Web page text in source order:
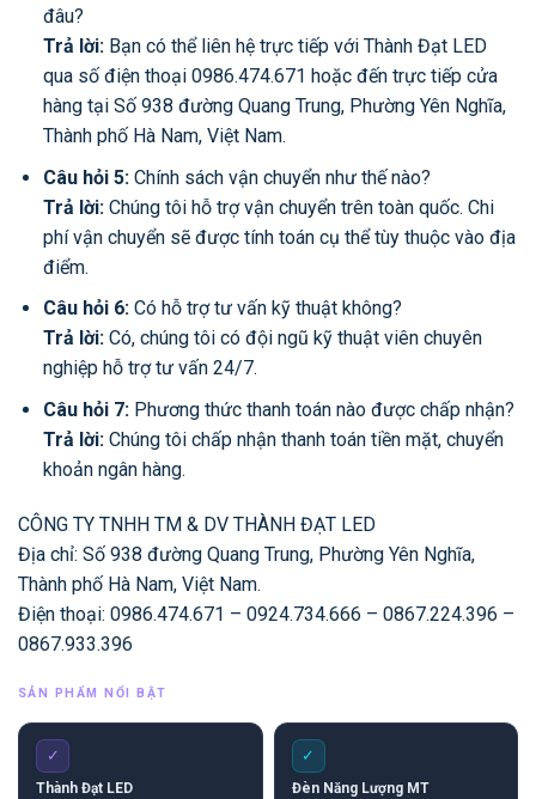
đâu?
Trả lời:Bạn có thể liên hệ trực tiếp với Thành Đạt LED
qua số điện thoại 0986.474.671 hoặc đến trực tiếp cửa
hàng tại Số 938 đường Quang Trung, Phường Yên Nghĩa,
Thành phố Hà Nam, Việt Nam.
Câu hỏi 5:Chính sách vận chuyển như thế nào?
Trả lời:Chúng tôi hỗ trợ vận chuyển trên toàn quốc. Chi
phí vận chuyển sẽ được tính toán cụ thể tùy thuộc vào địa
điểm.
Câu hỏi 6:Có hỗ trợ tư vấn kỹ thuật không?
Trả lời:Có, chúng tôi có đội ngũ kỹ thuật viên chuyên
nghiệp hỗ trợ tư vấn 24/7.
Câu hỏi 7:Phương thức thanh toán nào được chấp nhận?
Trả lời:Chúng tôi chấp nhận thanh toán tiền mặt, chuyển
khoản ngân hàng.
CÔNG TY TNHH TM & DV THÀNH ĐẠT LED
Địa chỉ: Số 938 đường Quang Trung, Phường Yên Nghĩa,
Thành phố Hà Nam, Việt Nam.
Điện thoại: 0986.474.671 – 0924.734.666 – 0867.224.396 –
0867.933.396
SẢN PHẨM NỔI BẬT
✓
Thành Đạt LED
✓
Đèn Năng Lượng MT